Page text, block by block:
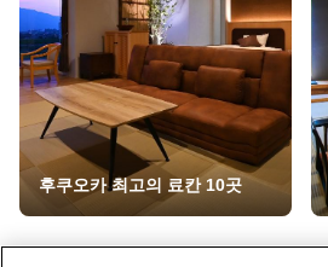
후쿠오카 최고의 료칸 10곳